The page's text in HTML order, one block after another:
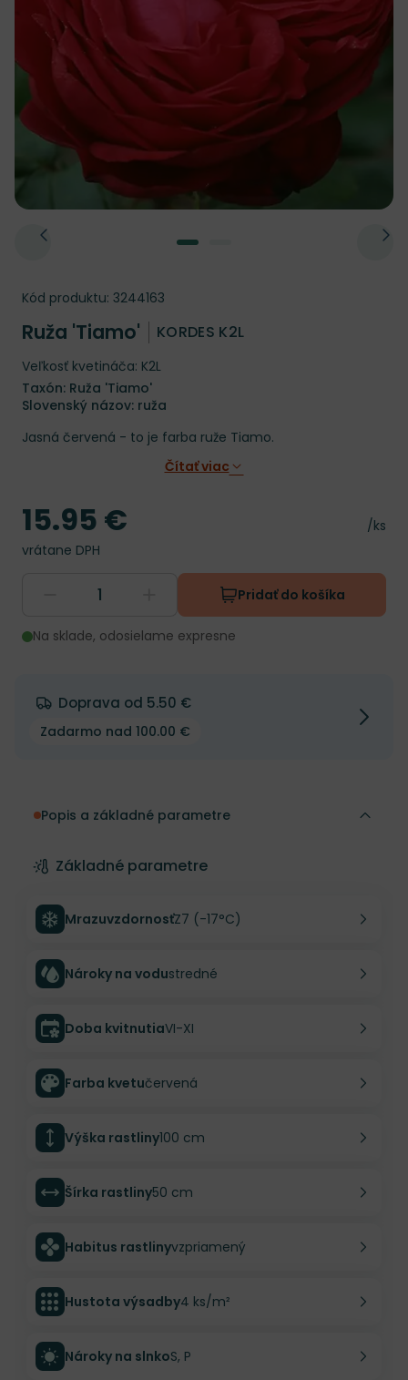
Kód produktu: 3244163
Ruža 'Tiamo' KORDES K2L
Veľkosť kvetináča: K2L
Taxón: Ruža 'Tiamo'
Slovenský názov: ruža
Jasná červená - to je farba ruže Tiamo.
Čítať viac
Cena
/ks
Cena
15.95 €
vrátane DPH
Pridať do košíka
Na sklade, odosielame expresne
Doprava od 5.50 €
Zadarmo nad 100.00 €
Popis a základné parametre
Základné parametre
MrazuvzdornosťZ7 (-17°C)
Nároky na vodustredné
Doba kvitnutiaVI-XI
Farba kvetučervená
Výška rastliny100 cm
Šírka rastliny50 cm
Habitus rastlinyvzpriamený
Hustota výsadby4 ks/m²
Nároky na slnkoS, P